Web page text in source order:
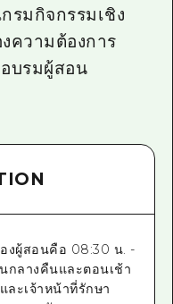
รมกิจกรรมเชิง
ความต้องการ
บรมผู้สอน
งผู้สอนคือ 08:30 น. -
กลางคืนและตอนเช้า
ละเจ้าหน้าที่รักษา